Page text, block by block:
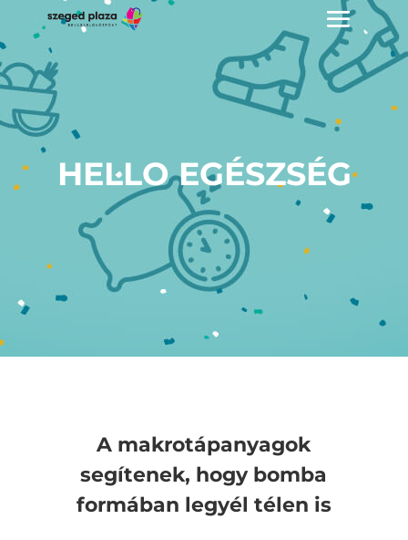
HELLO EGÉSZSÉG
A makrotápanyagok
segítenek, hogy bomba
formában legyél télen is